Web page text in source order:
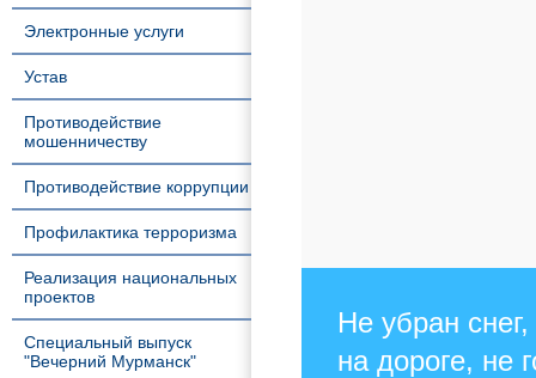
Электронные услуги
Устав
Противодействие
мошенничеству
Противодействие коррупции
Профилактика терроризма
Реализация национальных
проектов
Специальный выпуск
"Вечерний Мурманск"
Не убран
на дороге, не